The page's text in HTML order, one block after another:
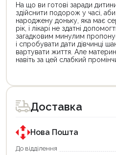
На що ви готові заради
здійснити подорож у часі,
народжену доньку, яка має
рік, і лікарі не здатні
загадковим минулим
і спробувати дати дівчинці
вартувати життя. Але
навіть за цей слабкий
товар
для
покупки
державною
програмою
єКнига.
Використовуйте
товар
для
покупки
державною
програмою
«Національний
кешбек».
Доставка
Нова Пошта
До відділення